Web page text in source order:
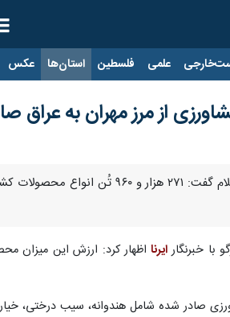
علمی فلسطین استان‌ها عکس